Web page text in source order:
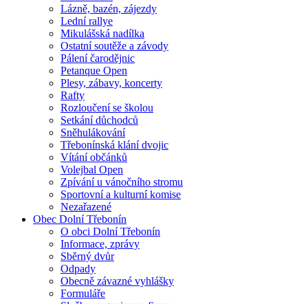
Lázně, bazén, zájezdy
Lední rallye
Mikulášská nadílka
Ostatní soutěže a závody
Pálení čarodějnic
Petanque Open
Plesy, zábavy, koncerty
Rafty
Rozloučení se školou
Setkání důchodců
Sněhulákování
Třebonínská klání dvojic
Vítání občánků
Volejbal Open
Zpívání u vánočního stromu
Sportovní a kulturní komise
Nezařazené
Obec Dolní Třebonín
O obci Dolní Třebonín
Informace, zprávy
Sběrný dvůr
Odpady
Obecně závazné vyhlášky
Formuláře